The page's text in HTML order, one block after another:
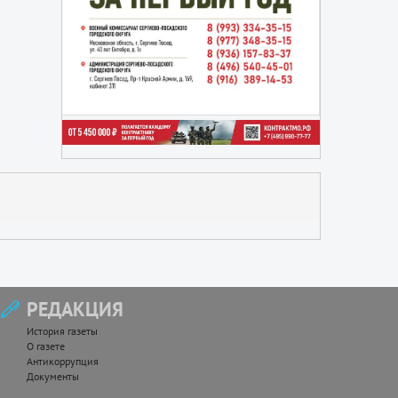
РЕДАКЦИЯ
История газеты
О газете
Антикоррупция
Документы